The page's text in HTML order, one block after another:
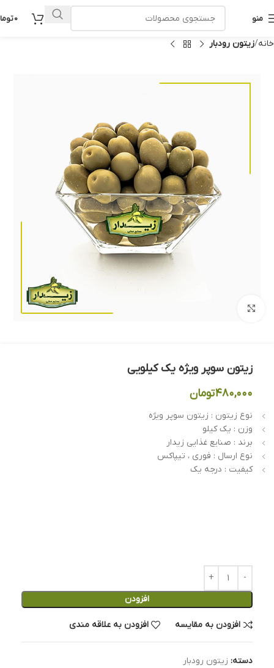
منو 0
خانه زیتون رودبار
زیتون سوپر ویژه یک کیلویی
۴۸۰,۰۰۰تومان
نوع زیتون : زیتون سوپر ویژه
وزن : یک کیلو
برند : صنایع غذایی زیدار
نوع ارسال : فوری ، تیپاکس
کیفیت : درجه یک
افزودن
افزودن به مقایسه افزودن به علاقه مندی
دسته: زیتون رودبار